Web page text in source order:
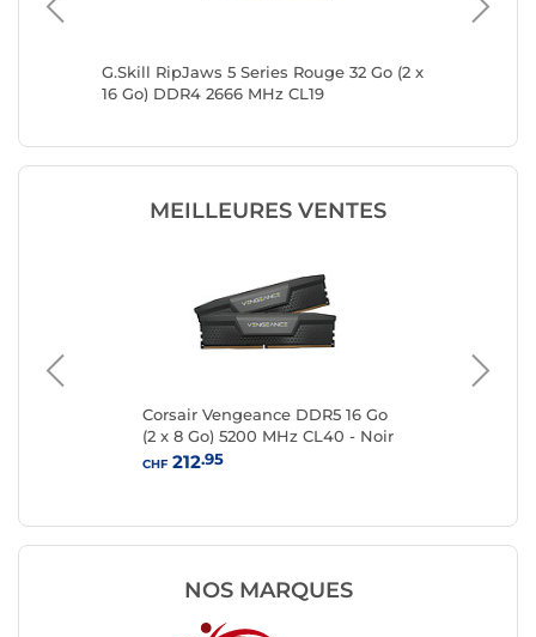
G.Skill RipJaws 5 Series Rouge 32 Go (2 x
16 Go) DDR4 2666 MHz CL19
MEILLEURES VENTES
Corsair Vengeance DDR5 16 Go
(2 x 8 Go) 5200 MHz CL40 - Noir
CHF212.95
NOS MARQUES